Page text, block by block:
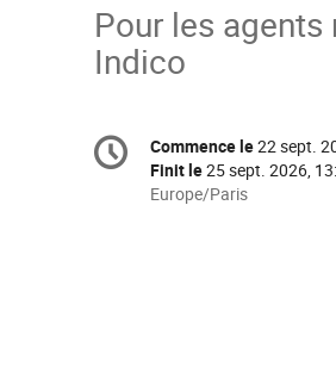
Pour les
Indico
Information
de
Date/Heure
Commence le22 sept.
Finit le25 sept. 2026,
Toutes
Europe/Paris